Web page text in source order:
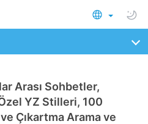
Arası Sohbetler,
YZ Stilleri, 100
Çıkartma Arama ve